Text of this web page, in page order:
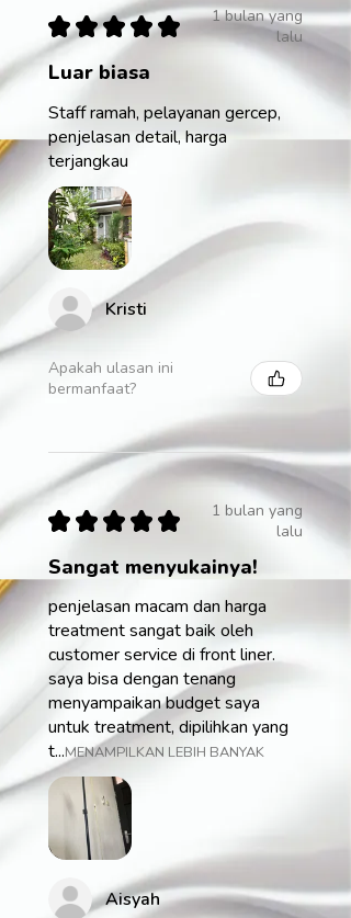
★ ★ ★ ★ ★
1 bulan yang
lalu
Luar biasa
Staff ramah, pelayanan gercep,
penjelasan detail, harga
terjangkau
Kristi
Apakah ulasan ini
bermanfaat?
★ ★ ★ ★ ★
1 bulan yang
lalu
Sangat menyukainya!
penjelasan macam dan harga
treatment sangat baik oleh
customer service di front liner.
saya bisa dengan tenang
menyampaikan budget saya
untuk treatment, dipilihkan yang
t...MENAMPILKAN LEBIH BANYAK
Aisyah